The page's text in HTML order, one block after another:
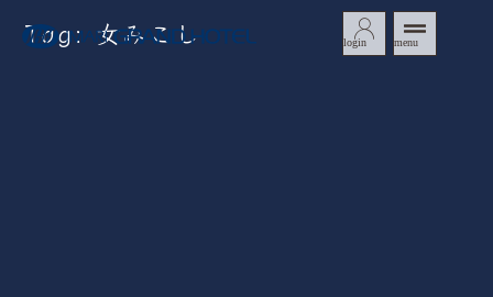
login menu
Tag: 女みこし